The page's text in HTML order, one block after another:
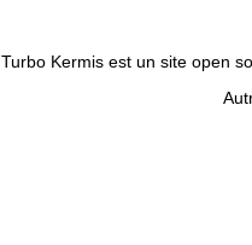
Turbo Kermis est un site open